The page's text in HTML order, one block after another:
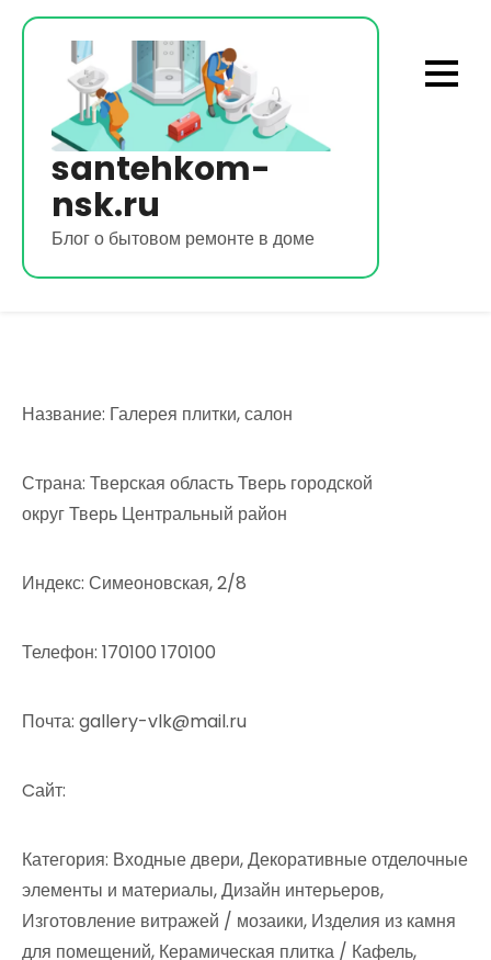
Перейти
содержимому
santehkom-
nsk.ru
Блог о бытовом ремонте в доме
Название: Галерея плитки, салон
Страна: Тверская область Тверь городской
округ Тверь Центральный район
Индекс: Симеоновская, 2/8
Телефон: 170100 170100
Почта: gallery-vlk@mail.ru
Cайт:
Категория: Входные двери, Декоративные отделочные
элементы и материалы, Дизайн интерьеров,
Изготовление витражей / мозаики, Изделия из камня
для помещений, Керамическая плитка / Кафель,